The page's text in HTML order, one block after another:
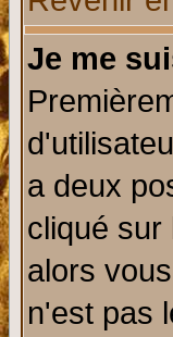
Je me
a deux
cliqué sur
alors
n'est pas